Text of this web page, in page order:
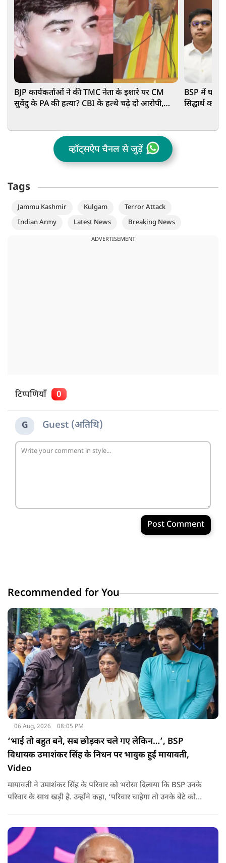
BJP कार्यकर्ताओं ने की TMC नेता के इशारे पर CM
सुवेंदु के PA की हत्या? CBI के हत्थे चढ़े दो आरोपी,
BSP में
सिद्घार्थ को
व्हॉट्सऐप चैनल से जुड़ें
Tags
Jammu Kashmir Kulgam
Terror Attack
Indian Army
Latest News Breaking News
ADVERTISEMENT
टिप्पणियाँ 0
G Guest (अतिथि)
Post Comment
Recommended for You
06 Aug, 2026 08:05 PM
‘भाई तो बहुत बने, सब छोड़कर चले गए लेकिन…’, BSP
विधायक उमाशंकर सिंह के निधन पर भावुक हुईं मायावती,
Video
मायावती ने उमाशंकर सिंह के परिवार को भरोसा दिलाया कि BSP उनके
परिवार के साथ खड़ी है. उन्होंने कहा, ‘परिवार चाहेगा तो उनके बेटे को